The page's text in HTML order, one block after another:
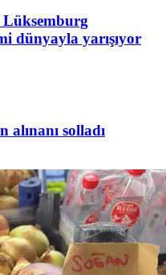
dünyayla yarışıyor
solladı